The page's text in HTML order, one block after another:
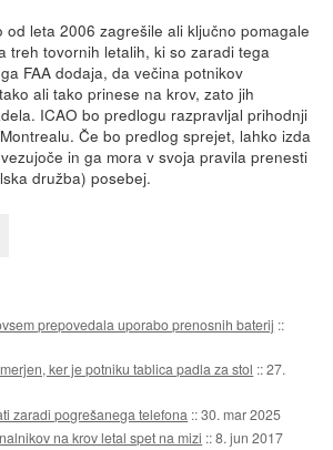
od leta 2006 zagrešile ali ključno pomagale
treh tovornih letalih, ki so zaradi tega
FAA dodaja, da večina potnikov
ali tako prinese na krov, zato jih
ICAO bo predlogu razpravljal prihodnji
Če bo predlog sprejet, lahko izda
in ga mora v svoja pravila prenesti
družba) posebej.
prepovedala uporabo prenosnih baterij ::
ker je potniku tablica padla za stol ::27.
zaradi pogrešanega telefona ::30. mar 2025
na krov letal spet na mizi ::8. jun 2017